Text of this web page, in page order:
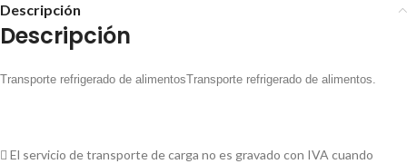
Descripción
Descripción
Transporte refrigerado de alimentosTransporte refrigerado de alimentos.
 El servicio de transporte de carga no es gravado con IVA cuando